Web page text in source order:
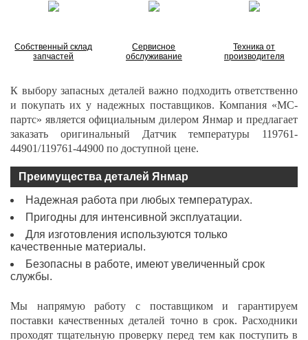
Собственный склад
запчастей
Сервисное
обслуживание
Техника от
производителя
К выбору запасных деталей важно подходить ответственно
и покупать их у надежных поставщиков. Компания «МС-
партс» является официальным дилером Янмар и предлагает
заказать оригинальный Датчик температуры 119761-
44901/119761-44900 по доступной цене.
Преимущества деталей Янмар
Надежная работа при любых температурах.
Пригодны для интенсивной эксплуатации.
Для изготовления используются только
качественные материалы.
Безопасны в работе, имеют увеличенный срок
службы.
Мы напрямую работу с поставщиком и гарантируем
поставки качественных деталей точно в срок. Расходники
проходят тщательную проверку перед тем как поступить в